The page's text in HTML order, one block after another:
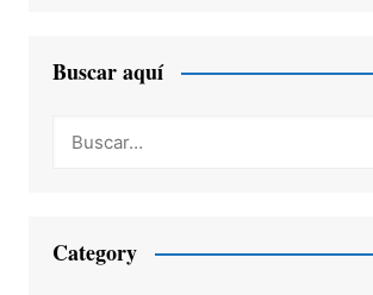
Buscar aquí
Category